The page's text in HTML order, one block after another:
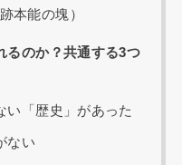
本能の塊）
るのか？共通する3つ
い「歴史」があった
ない